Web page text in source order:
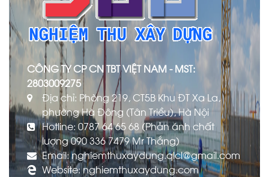
CÔNG TY CP CN TBT VIỆT NAM - MST:
2803009275
Địa chỉ: Phòng 219, CT5B Khu ĐT Xa La,
phường Hà Đông (Tân Triều), Hà Nội
Hotline: 0787 64 65 68 (Phản ánh chất
lượng 090 336 7479 Mr Thắng)
Email: nghiemthuxaydung.qlcl@gmail.com
Website: nghiemthuxaydung.com